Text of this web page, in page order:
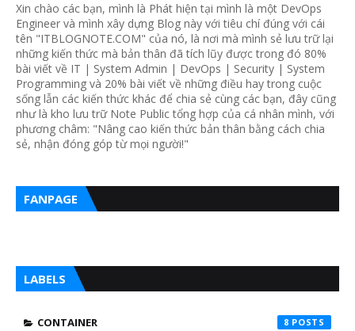
Xin chào các bạn, mình là Phát hiện tại mình là một DevOps
Engineer và mình xây dựng Blog này với tiêu chí đúng với cái
tên "ITBLOGNOTE.COM" của nó, là nơi mà mình sẻ lưu trữ lại
những kiến thức mà bản thân đã tích lũy được trong đó 80%
bài viết về IT | System Admin | DevOps | Security | System
Programming và 20% bài viết về những điều hay trong cuộc
sống lẫn các kiến thức khác để chia sẻ cùng các bạn, đây cũng
như là kho lưu trữ Note Public tổng hợp của cá nhân mình, với
phương châm: "Nâng cao kiến thức bản thân bằng cách chia
sẻ, nhận đóng góp từ mọi người!"
FANPAGE
LABELS
CONTAINER 8